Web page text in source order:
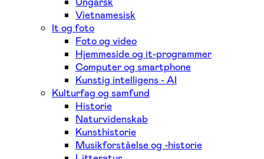
Vietnamesisk
It og foto
Foto og video
Hjemmeside og it-programmer
Computer og smartphone
Kunstig intelligens - AI
Kulturfag og samfund
Historie
Naturvidenskab
Kunsthistorie
Musikforståelse og -historie